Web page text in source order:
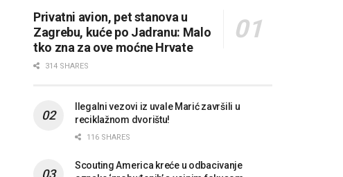
Privatni avion, pet stanova u
Zagrebu, kuće po Jadranu: Malo
tko zna za ove moćne Hrvate
314 SHARES
Ilegalni vezovi iz uvale Marić završili u
reciklažnom dvorištu!
116 SHARES
Scouting America kreće u odbacivanje